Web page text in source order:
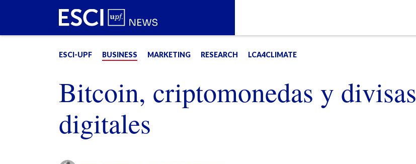
ESCI-UPF BUSINESS MARKETING RESEARCH LCA4CLIMATE
Bitcoin, criptomonedas y divisas
digitales